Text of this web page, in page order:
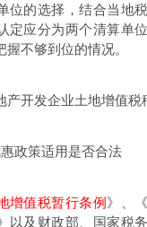
位的选择，结合当地
定应分为两个清算单
不够到位的情况。
开发企业土地增值税
策适用是否合法
增值税暂行条例》、《
以及财政部、国家税